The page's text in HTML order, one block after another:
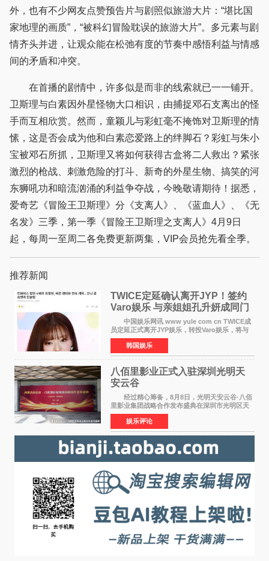
外，也有不少网友点赞预告片与剧照似旅游大片：“堪比国
家地理的画质”，“被科幻冒险耽误的旅游大片”。多元素与剧
情齐头并进，让观众能在松弛有度的节奏中感悟利益与情感
间的矛盾和冲突。
在首播的剧情中，许多似是而非的线索就已一一铺开。
卫斯理与白素因外星怪物大口相识，由捕捉邓石支离出的怪
手而互相欣赏。然而，童颖儿与彩虹毫不掩饰对卫斯理的情
愫，这是否会成为他和白素恋爱路上的绊脚石？彩虹与朱小
宝被邓石所抓，卫斯理又将如何获得古盒将二人救出？紧张
激烈的枪战、刺激危险的打斗、新奇的外星生物、搞笑的河
东狮吼功和暗流汹涌的利益争夺战，今晚敬请期待！据悉，
爱奇艺《冒险王卫斯理》分《支离人》、《蓝血人》、《无
名发》三季，第一季《冒险王卫斯理之支离人》4月9日
起，每周一至周二各免费更新两集，VIP会员抢先看全季。
推荐新闻
TWICE定延确认离开JYP！签约
Varo娱乐 与亲姐姐孔升妍成同门
中国娱乐网讯 www yule com cn TWICE成
员定延正式离开JYP娱乐，转投Varo娱乐，将与
亲姐姐孔升妍成为同门。 Varo娱乐于10日通
过官方SNS宣布："能与拥有多彩魅力和无限潜力
的俞定延结下珍贵
韩国娱乐
八佰里影业正式入驻深圳光明天
安云谷
经过精心筹备，8月8日，光明天安云谷·八佰
里影业集团战略合作发布盛典在深圳市光明区天
安云谷盛大举行，来自DataEye剧查查创始人
&CEO 深圳市微短剧产业协会会长汪祥斌先生、
光明区文化广电旅
娱乐评论